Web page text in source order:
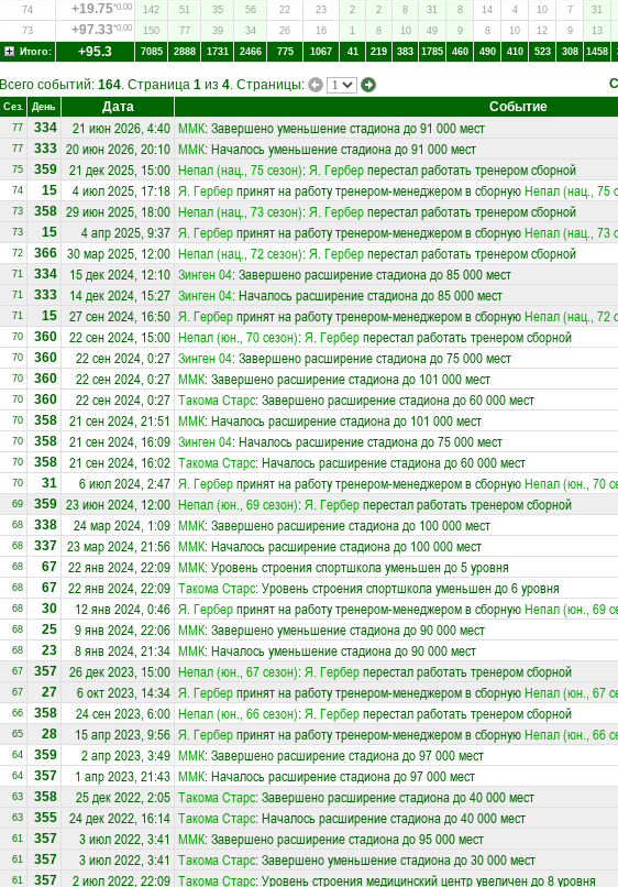
74
+19.75*0.00 142 51 35 56 22 23 2 2 8 31 8 14 4 10 7 31
73
+97.33*0.00 150 77 39 34 26 16 1 8 10 49 9 8 10 12 9 13
Итого:
+95.3 7085 2888 1731 2466 775 1067 41 219 383 1785 460 490 410 523 308 1458
Всего событий: 164. Страница 1 из 4. Страницы:
Сез. День Дата Событие
77 334 21 июн 2026, 4:40 ММК: Завершено уменьшение стадиона до 91 000 мест
77 333 20 июн 2026, 20:10 ММК: Началось уменьшение стадиона до 91 000 мест
75 359 21 дек 2025, 15:00 Непал (нац., 75 сезон): Я. Герберперестал работать тренером сборной
74 15 4 июл 2025, 17:18 Я. Герберпринят на работу тренером-менеджером в сборнуюНепал (нац., 75
73 358 29 июн 2025, 18:00 Непал (нац., 73 сезон): Я. Герберперестал работать тренером сборной
73 15 4 апр 2025, 9:37 Я. Герберпринят на работу тренером-менеджером в сборнуюНепал (нац., 73
72 366 30 мар 2025, 12:00 Непал (нац., 72 сезон): Я. Герберперестал работать тренером сборной
71 334 15 дек 2024, 12:10 Зинген 04: Завершено расширение стадиона до 85 000 мест
71 333 14 дек 2024, 15:27 Зинген 04: Началось расширение стадиона до 85 000 мест
71 15 27 сен 2024, 16:50 Я. Герберпринят на работу тренером-менеджером в сборнуюНепал (нац., 72
70 360 22 сен 2024, 15:00 Непал (юн., 70 сезон): Я. Герберперестал работать тренером сборной
70 360 22 сен 2024, 0:27 Зинген 04: Завершено расширение стадиона до 75 000 мест
70 360 22 сен 2024, 0:27 ММК: Завершено расширение стадиона до 101 000 мест
70 360 22 сен 2024, 0:27 Такома Старс: Завершено расширение стадиона до 60 000 мест
70 358 21 сен 2024, 21:51 ММК: Началось расширение стадиона до 101 000 мест
70 358 21 сен 2024, 16:09 Зинген 04: Началось расширение стадиона до 75 000 мест
70 358 21 сен 2024, 16:02 Такома Старс: Началось расширение стадиона до 60 000 мест
70 31 6 июл 2024, 2:47 Я. Герберпринят на работу тренером-менеджером в сборнуюНепал (юн., 70
69 359 23 июн 2024, 12:00 Непал (юн., 69 сезон): Я. Герберперестал работать тренером сборной
68 338 24 мар 2024, 1:09 ММК: Завершено расширение стадиона до 100 000 мест
68 337 23 мар 2024, 21:56 ММК: Началось расширение стадиона до 100 000 мест
68 67 22 янв 2024, 22:09 ММК: Уровень строения спортшкола уменьшен до 5 уровня
68 67 22 янв 2024, 22:09 Такома Старс: Уровень строения спортшкола уменьшен до 6 уровня
68 30 12 янв 2024, 0:46 Я. Герберпринят на работу тренером-менеджером в сборнуюНепал (юн., 69
68 25 9 янв 2024, 22:06 ММК: Завершено уменьшение стадиона до 90 000 мест
68 23 8 янв 2024, 21:34 ММК: Началось уменьшение стадиона до 90 000 мест
67 357 26 дек 2023, 15:00 Непал (юн., 67 сезон): Я. Герберперестал работать тренером сборной
67 27 6 окт 2023, 14:34 Я. Герберпринят на работу тренером-менеджером в сборнуюНепал (юн., 67
66 358 24 сен 2023, 6:00 Непал (юн., 66 сезон): Я. Герберперестал работать тренером сборной
65 28 15 апр 2023, 9:56 Я. Герберпринят на работу тренером-менеджером в сборнуюНепал (юн., 66
64 359 2 апр 2023, 3:49 ММК: Завершено расширение стадиона до 97 000 мест
64 357 1 апр 2023, 21:43 ММК: Началось расширение стадиона до 97 000 мест
63 358 25 дек 2022, 2:05 Такома Старс: Завершено расширение стадиона до 40 000 мест
63 355 24 дек 2022, 16:14 Такома Старс: Началось расширение стадиона до 40 000 мест
61 357 3 июл 2022, 3:41 ММК: Завершено расширение стадиона до 95 000 мест
61 357 3 июл 2022, 3:41 Такома Старс: Завершено уменьшение стадиона до 30 000 мест
61 357 2 июл 2022, 22:09 Такома Старс: Уровень строения медицинский центр увеличен до 8 уровня